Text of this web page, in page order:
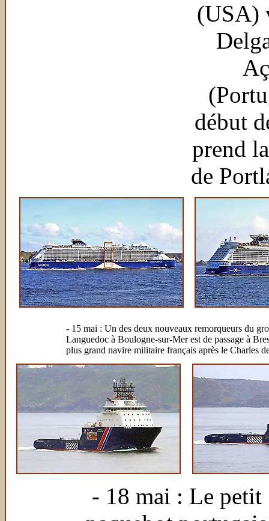
(USA)
début
prend
de
- 15 mai : Un des deux nouveaux remorqueurs du
Languedoc à Boulogne-sur-Mer est de passage à
plus grand navire militaire français après le Charles
- 18 mai : Le petit